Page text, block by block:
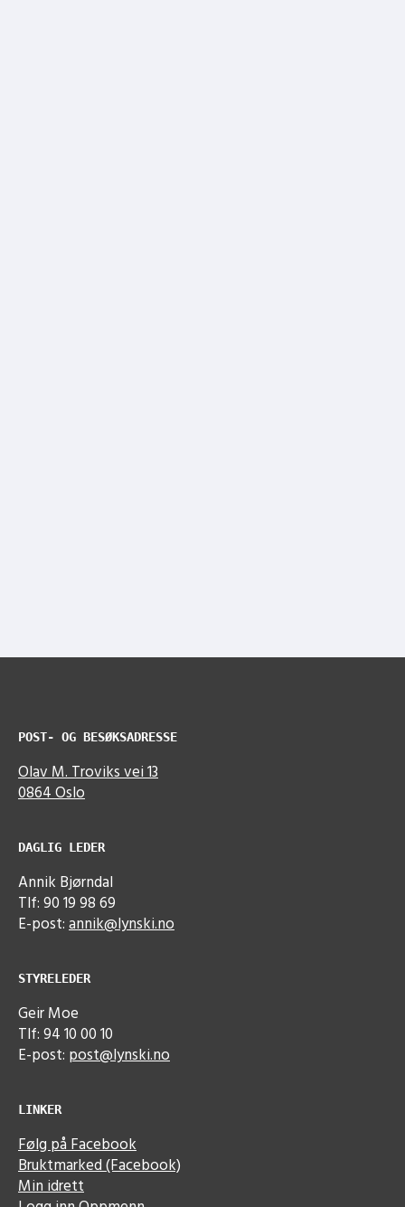
POST- OG BESØKSADRESSE
Olav M. Troviks vei 13
0864 Oslo
DAGLIG LEDER
Annik Bjørndal
Tlf: 90 19 98 69
E-post:annik@lynski.no
STYRELEDER
Geir Moe
Tlf: 94 10 00 10
E-post: post@lynski.no
LINKER
Følg på Facebook
Bruktmarked (Facebook)
Min idrett